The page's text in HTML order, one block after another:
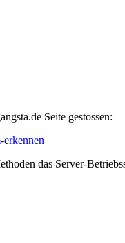
Seite gestossen:
erkennen
das Server-